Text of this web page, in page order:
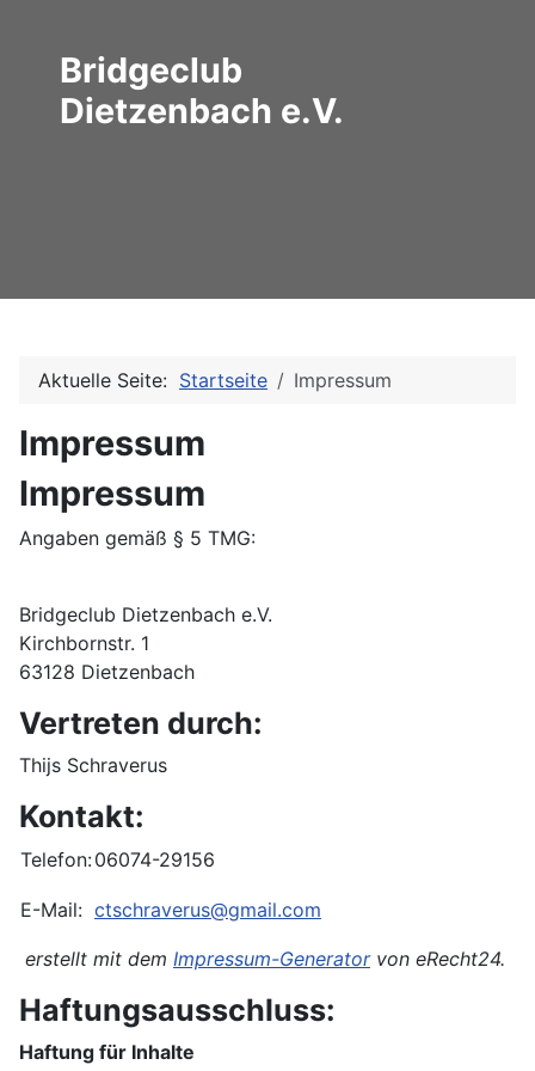
Bridgeclub
Dietzenbach e.V.
Aktuelle Seite: Startseite Impressum
Impressum
Impressum
Angaben gemäß § 5 TMG:
Bridgeclub Dietzenbach e.V.
Kirchbornstr. 1
63128 Dietzenbach
Vertreten durch:
Thijs Schraverus
Kontakt:
Telefon:06074-29156
E-Mail: ctschraverus@gmail.com
erstellt mit dem Impressum-Generatorvon eRecht24.
Haftungsausschluss:
Haftung für Inhalte